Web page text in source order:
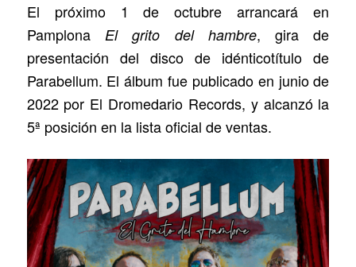
El próximo 1 de octubre arrancará en
Pamplona El grito del hambre, gira de
presentación del disco de idénticotítulo de
Parabellum. El álbum fue publicado en junio de
2022 por El Dromedario Records, y alcanzó la
5ª posición en la lista oficial de ventas.